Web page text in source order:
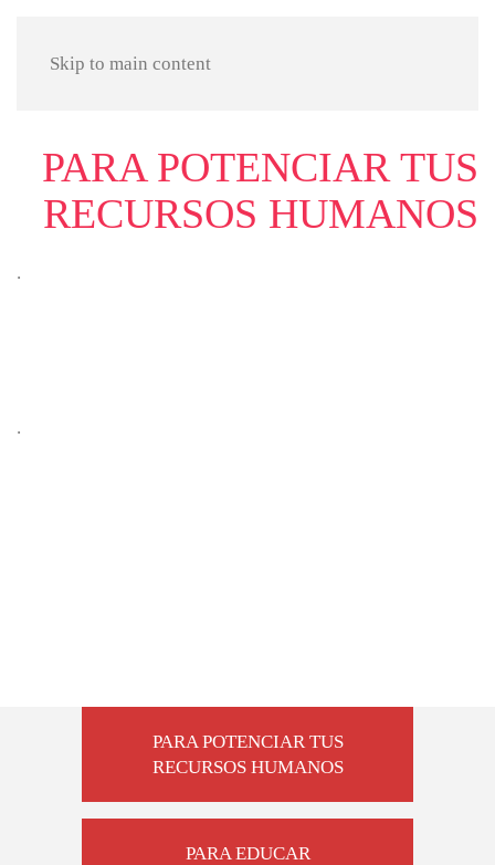
Skip to main content
PARA POTENCIAR TUS
RECURSOS HUMANOS
.
.
PARA POTENCIAR TUS
RECURSOS HUMANOS
PARA EDUCAR